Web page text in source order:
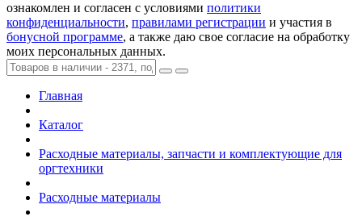
ознакомлен и согласен с условиями политики
конфиденциальности, правилами регистрации и участия в
бонусной программе, а также даю свое согласие на обработку
моих персональных данных.
Главная
Каталог
Расходные материалы, запчасти и комплектующие для
оргтехники
Расходные материалы